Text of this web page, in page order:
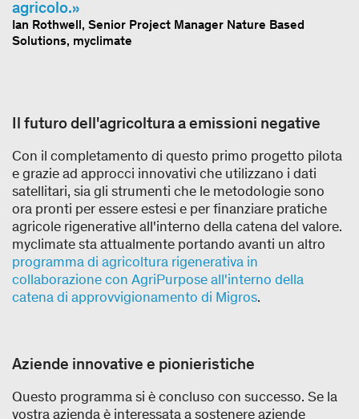
agricolo.
Ian Rothwell, Senior Project Manager Nature Based
Solutions, myclimate
Il futuro dell'agricoltura a emissioni negative
Con il completamento di questo primo progetto pilota
e grazie ad approcci innovativi che utilizzano i dati
satellitari, sia gli strumenti che le metodologie sono
ora pronti per essere estesi e per finanziare pratiche
agricole rigenerative all'interno della catena del valore.
myclimate sta attualmente portando avanti un altro
programma di agricoltura rigenerativa in
collaborazione con AgriPurpose all'interno della
catena di approvvigionamento di Migros.
Aziende innovative e pionieristiche
Questo programma si è concluso con successo. Se la
vostra azienda è interessata a sostenere aziende